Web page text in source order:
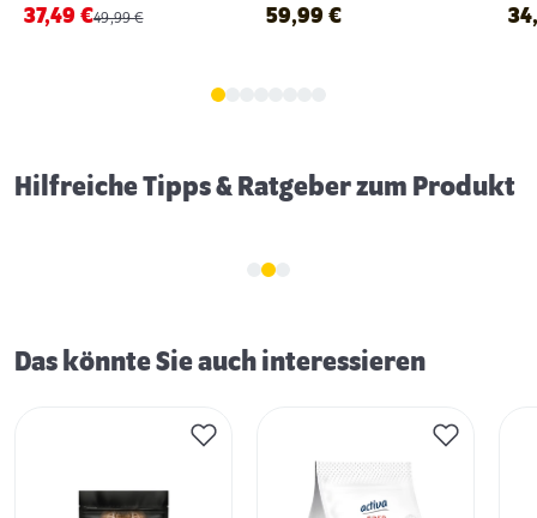
40x45x32 cm
37,49 €49,99€ 59,99 €
Hilfreiche Tipps & Ratgeber zum Produkt
Das könnte Sie auch interessieren